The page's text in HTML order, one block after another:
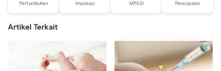
Pertumbuhan Imunisasi MPASI Pencapaian
Artikel Terkait